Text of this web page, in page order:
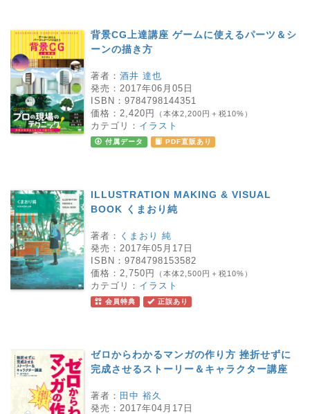
背景CG上達講座 ゲームに使えるパーツ＆シ
ーンの描き方
著者： 酒井 達也
発売： 2017年06月05日
ISBN： 9784798144351
価格： 2,420円 （本体2,200円＋税10%）
カテゴリ： イラスト
付属データ PDF直販あり
ILLUSTRATION MAKING & VISUAL
BOOK くまおり純
著者： くまおり 純
発売： 2017年05月17日
ISBN： 9784798153582
価格： 2,750円 （本体2,500円＋税10%）
カテゴリ： イラスト
会員特典 正誤あり
ゼロからわかるマンガの作り方 挫折せずに
完成させるストーリー＆キャラクター講座
著者： 田中 裕久
発売： 2017年04月17日